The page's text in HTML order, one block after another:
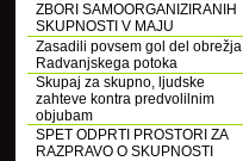
ZBORI SAMOORGANIZIRANIH
SKUPNOSTI V MAJU
Zasadili povsem gol del obrežja
Radvanjskega potoka
Skupaj za skupno, ljudske
zahteve kontra predvolilnim
objubam
SPET ODPRTI PROSTORI ZA
RAZPRAVO O SKUPNOSTI